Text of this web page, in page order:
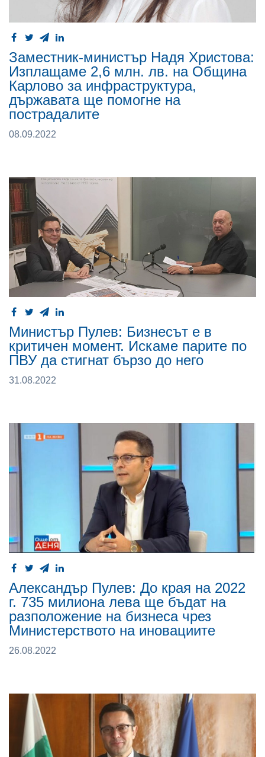
Заместник-министър Надя Христова:
Изплащаме 2,6 млн. лв. на Община
Карлово за инфраструктура,
държавата ще помогне на
пострадалите
08.09.2022
Министър Пулев: Бизнесът е в
критичен момент. Искаме парите по
ПВУ да стигнат бързо до него
31.08.2022
Александър Пулев: До края на 2022
г. 735 милиона лева ще бъдат на
разположение на бизнеса чрез
Министерството на иновациите
26.08.2022